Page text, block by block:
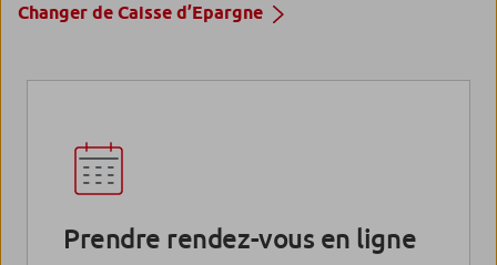
Changer de Caisse d’Epargne
Prendre rendez-vous en ligne